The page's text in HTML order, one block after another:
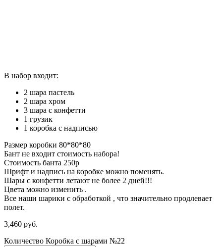
В набор входит:
2 шара пастель
2 шара хром
3 шара с конфетти
1 грузик
1 коробка с надписью
Размер коробки 80*80*80
Бант не входит стоимость набора!
Стоимость банта 250р
Шрифт и надпись на коробке можно поменять.
Шары с конфетти летают не более 2 дней!!!
Цвета можно изменить .
Все наши шарики с обработкой , что значительно продлевает
полет.
3,460 руб.
Количество Коробка с шарами №22